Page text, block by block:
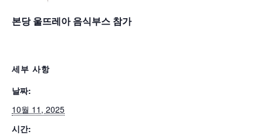
본당 울뜨레아 음식부스 참가
세부 사항
날짜:
10월 11, 2025
시간: